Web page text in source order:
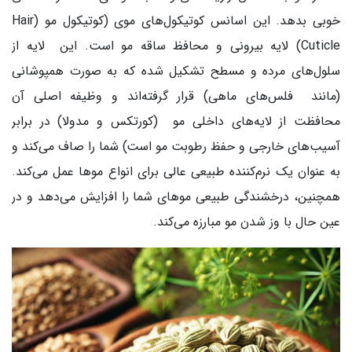
خوبی بدهد. این اسانس کوتیکول‌های موی (کوتیکول مو (Hair
Cuticle) لایه بیرونی و محافظ ساقه مو است. این لایه از
سلول‌های مرده و مسطح تشکیل شده که به صورت همپوشانی
(مانند فلس‌های ماهی) قرار گرفته‌اند و وظیفه اصلی آن
محافظت از لایه‌های داخلی مو (کورتکس و مدولا) در برابر
آسیب‌های خارجی و حفظ رطوبت مو است) شما را صاف می‌کند و
به عنوان یک نرم‌کننده طبیعی عالی برای انواع موها عمل می‌کند.
همچنین، درخشندگی طبیعی موهای شما را افزایش می‌دهد و در
عین حال با وز شدن مو مبارزه می‌کند.